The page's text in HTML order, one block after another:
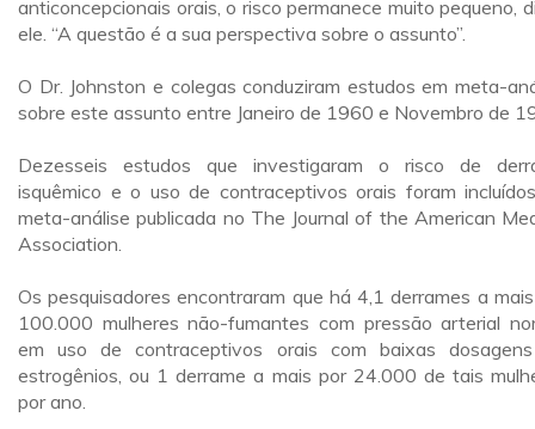
anticoncepcionais orais, o risco permanece muito pequeno,
ele. “A questão é a sua perspectiva sobre o assunto”.
O Dr. Johnston e colegas conduziram estudos em meta-
sobre este assunto entre Janeiro de 1960 e Novembro de
Dezesseis estudos que investigaram o risco de
isquêmico e o uso de contraceptivos orais foram
meta-análise publicada no The Journal of the American
Association.
Os pesquisadores encontraram que há 4,1 derrames a
100.000 mulheres não-fumantes com pressão arterial
em uso de contraceptivos orais com baixas
estrogênios, ou 1 derrame a mais por 24.000 de tais
por ano.